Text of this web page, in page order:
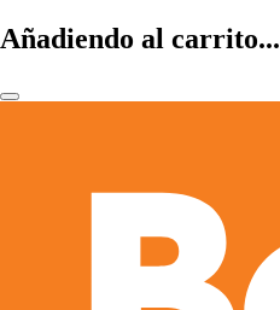
Añadiendo al carrito...